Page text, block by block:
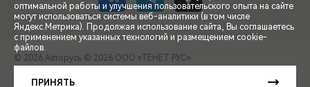
СПЕЦПРЕДЛОЖЕНИЯ
ЗАПИСЬ НА ТЕСТ-ДРАЙВ
© 2026 Авторусь © 2026 ООО «ТЕНЕТ РУС»
оптимальной работы и улучшения пользовательского опыта на сайте
могут использоваться системы веб-аналитики (в том числе
Яндекс.Метрика). Продолжая использование сайта, Вы соглашаетесь
с применением указанных технологий и размещением cookie-
файлов.
ПРИНЯТЬ